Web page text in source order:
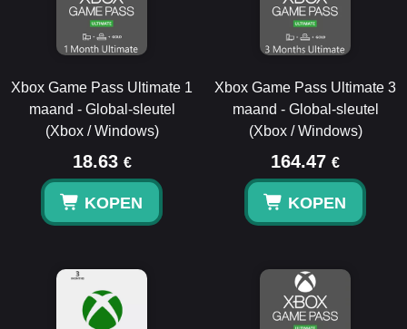
Xbox Game Pass Ultimate 1
maand - Global-sleutel
(Xbox / Windows)
18.63 €
KOPEN
Xbox Game Pass Ultimate 3
maand - Global-sleutel
(Xbox / Windows)
164.47 €
KOPEN